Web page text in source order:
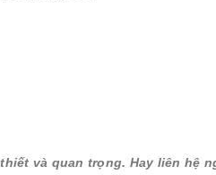
và quan trọng. Hay liên hệ